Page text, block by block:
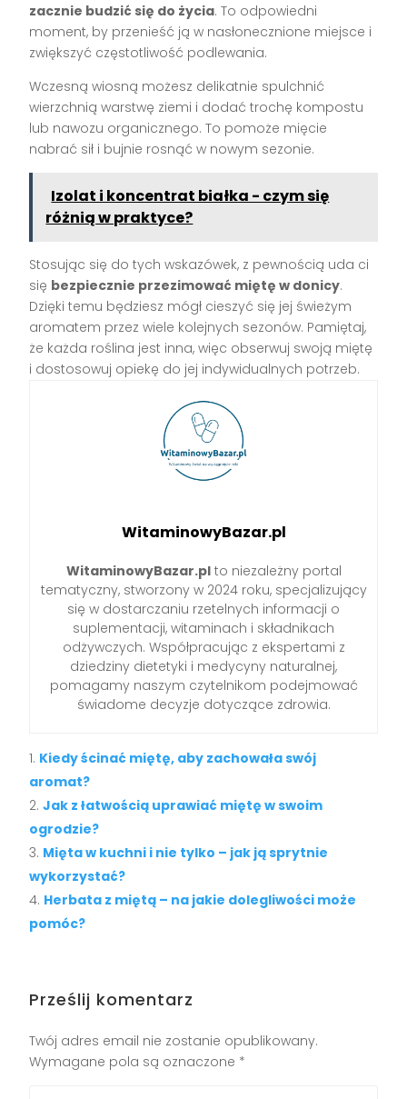
zacznie budzić się do życia. To odpowiedni
moment, by przenieść ją w nasłonecznione miejsce i
zwiększyć częstotliwość podlewania.
Wczesną wiosną możesz delikatnie spulchnić
wierzchnią warstwę ziemi i dodać trochę kompostu
lub nawozu organicznego. To pomoże mięcie
nabrać sił i bujnie rosnąć w nowym sezonie.
Izolat i koncentrat białka - czym się
różnią w praktyce?
Stosując się do tych wskazówek, z pewnością uda ci
się bezpiecznie przezimować miętę w donicy.
Dzięki temu będziesz mógł cieszyć się jej świeżym
aromatem przez wiele kolejnych sezonów. Pamiętaj,
że każda roślina jest inna, więc obserwuj swoją miętę
i dostosowuj opiekę do jej indywidualnych potrzeb.
WitaminowyBazar.pl
WitaminowyBazar.plto niezależny portal
tematyczny, stworzony w 2024 roku, specjalizujący
się w dostarczaniu rzetelnych informacji o
suplementacji, witaminach i składnikach
odżywczych. Współpracując z ekspertami z
dziedziny dietetyki i medycyny naturalnej,
pomagamy naszym czytelnikom podejmować
świadome decyzje dotyczące zdrowia.
Kiedy ścinać miętę, aby zachowała swój
aromat?
Jak z łatwością uprawiać miętę w swoim
ogrodzie?
Mięta w kuchni i nie tylko – jak ją sprytnie
wykorzystać?
Herbata z miętą – na jakie dolegliwości może
pomóc?
Prześlij komentarz
Twój adres email nie zostanie opublikowany.
Wymagane pola są oznaczone *